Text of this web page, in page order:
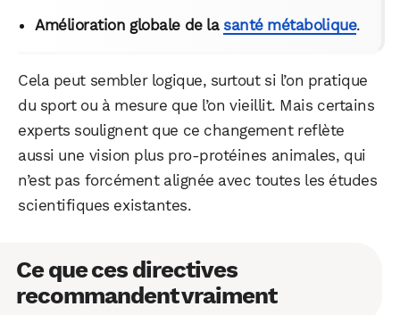
Amélioration globale de lasanté métabolique.
Cela peut sembler logique, surtout si l’on pratique
du sport ou à mesure que l’on vieillit. Mais certains
experts soulignent que ce changement reflète
aussi une vision plus pro-protéines animales, qui
n’est pas forcément alignée avec toutes les études
scientifiques existantes.
Ce que ces directives
recommandent vraiment